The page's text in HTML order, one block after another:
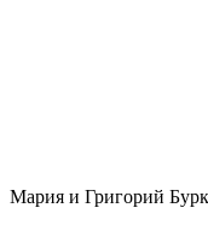
Мария и Григорий